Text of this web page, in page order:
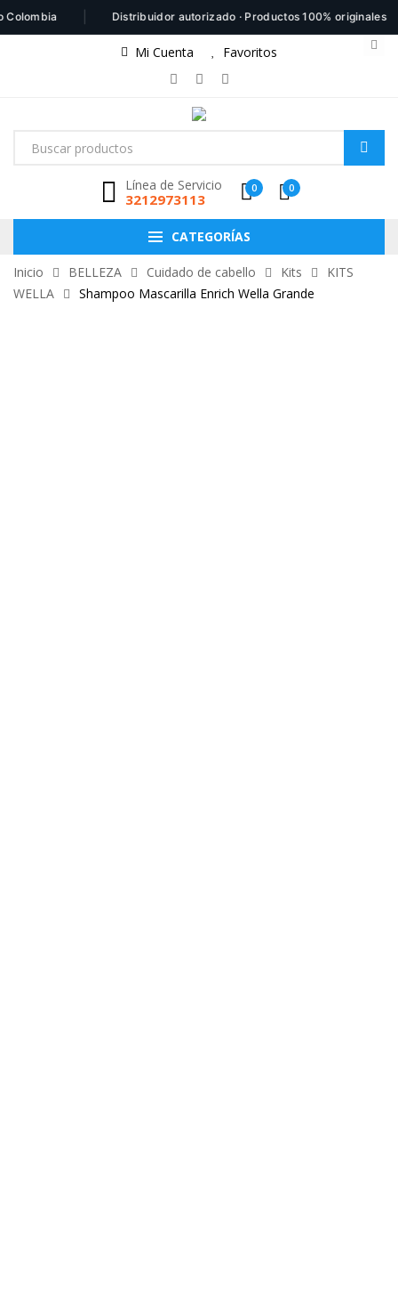
| Distribuidor autorizado · Productos 100% originales |
Mi Cuenta Favoritos
Línea de Servicio
3212973113
0 0
CATEGORÍAS
Inicio BELLEZA Cuidado de cabello Kits
KITS
WELLA
Shampoo Mascarilla Enrich Wella Grande